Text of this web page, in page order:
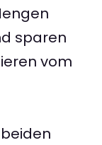
sparen
vom